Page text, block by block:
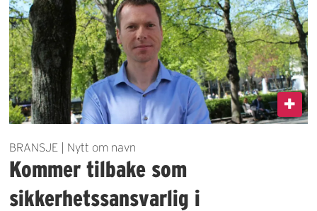
BRANSJE | Nytt om navn
Kommer tilbake som
sikkerhetssansvarlig i